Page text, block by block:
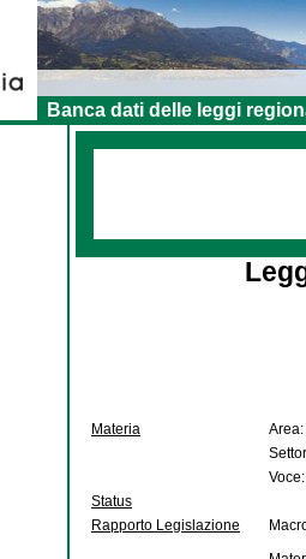
Banca dati delle leggi
Materia
Area:
Voce:
Status
Rapporto Legislazione